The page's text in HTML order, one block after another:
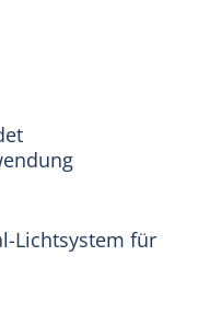
Lichtsystem für